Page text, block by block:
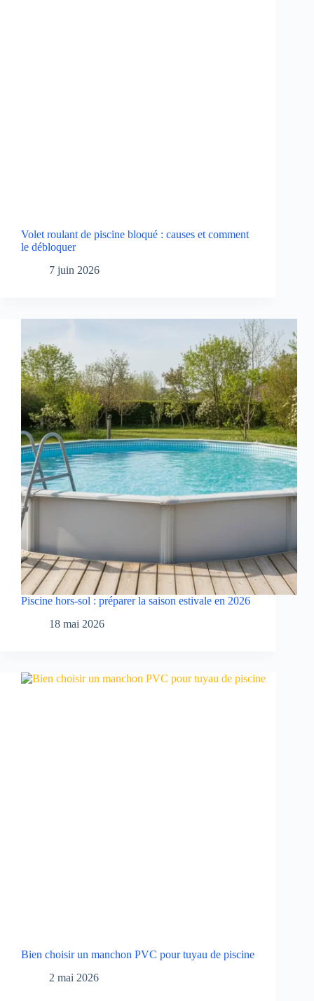
Volet roulant de piscine bloqué : causes et comment
le débloquer
7 juin 2026
Piscine hors-sol : préparer la saison estivale en 2026
18 mai 2026
Bien choisir un manchon PVC pour tuyau de piscine
2 mai 2026